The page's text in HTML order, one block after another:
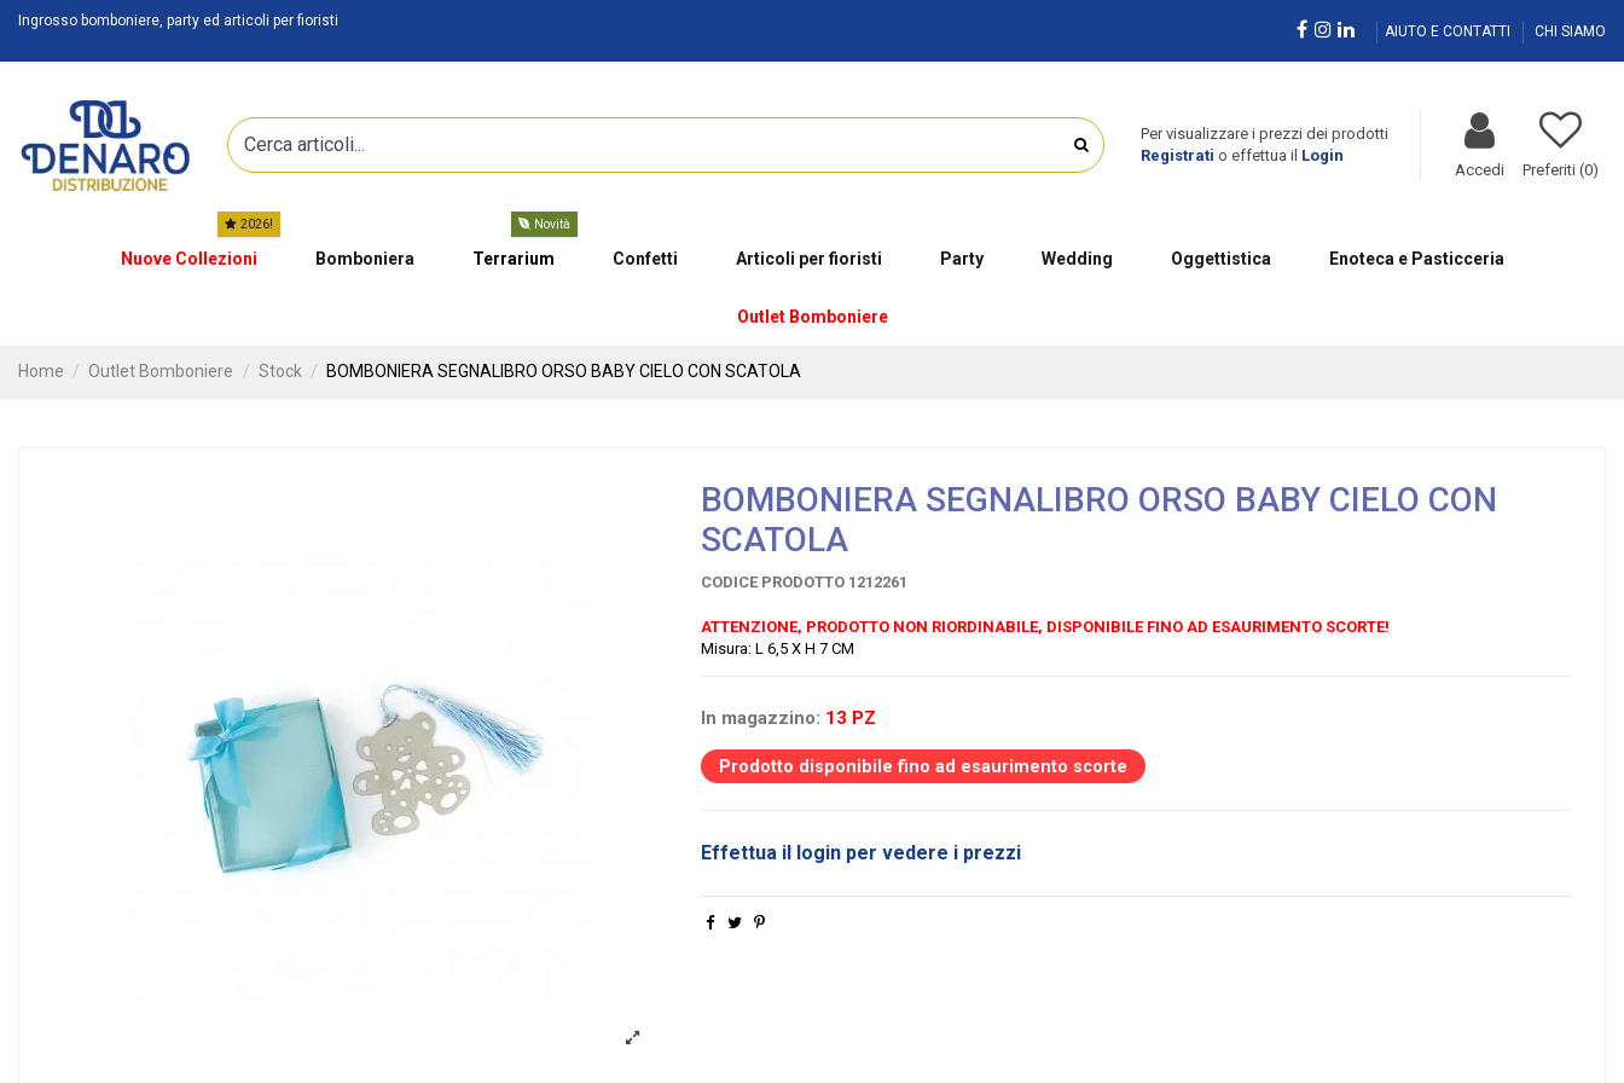
Ingrosso bomboniere, party ed articoli per fioristi
AIUTO E CONTATTI CHI SIAMO
Per visualizzare i prezzi dei prodotti
Registrati o effettua il Login
Accedi Preferiti (0)
Nuove Collezioni
2026!
Bomboniera Terrarium
Novità
Confetti Articoli per fioristi Party Wedding Oggettistica Enoteca e Pasticceria
Outlet Bomboniere
Home Outlet Bomboniere Stock BOMBONIERA SEGNALIBRO ORSO BABY CIELO CON SCATOLA
BOMBONIERA SEGNALIBRO ORSO BABY CIELO CON
SCATOLA
CODICE PRODOTTO 1212261
ATTENZIONE, PRODOTTO NON RIORDINABILE, DISPONIBILE FINO AD ESAURIMENTO SCORTE!
Misura: L 6,5 X H 7 CM
In magazzino: 13 PZ
Prodotto disponibile fino ad esaurimento scorte
Effettua il login per vedere i prezzi